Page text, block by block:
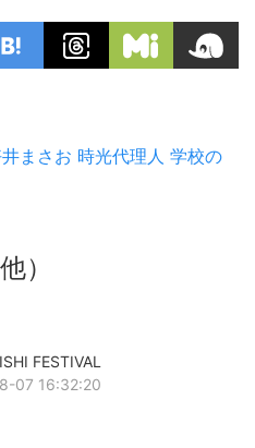
まさお 時光代理人 学校の
）
FESTIVAL
07 16:32:20